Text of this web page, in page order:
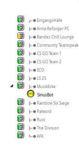
╔-● EingangsHalle
╠-● Arma Reforger PC
╠-● Bandes Chill Lounge
╠-● Community Teamspeak
╠-● CS GO Team 1
╠-● CS GO Team 2
╠-● ECO
╠-● LS 25
╠-● MusikEcke
SinusBot
╠-● Rainbow Six Siege
╠-● Palword
╠-● Rust
╠-● The Division
╚-● AFK